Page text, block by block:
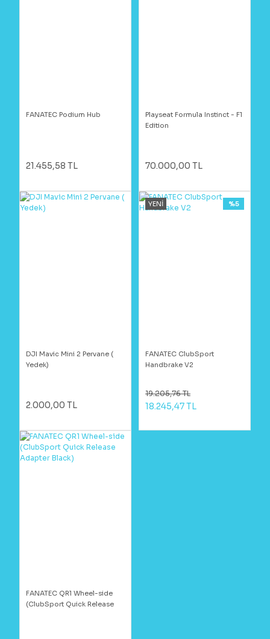
FANATEC Podium Hub
21.455,58 TL
Playseat Formula Instinct - F1
Edition
70.000,00 TL
DJI Mavic Mini 2 Pervane (
Yedek)
2.000,00 TL
YENİ
FANATEC ClubSport
Handbrake V2
%5
19.205,76 TL
18.245,47 TL
FANATEC QR1 Wheel-side
(ClubSport Quick Release